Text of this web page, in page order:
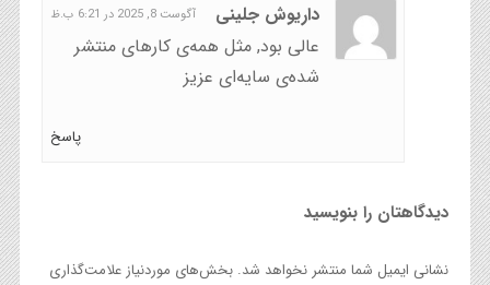
داریوش جلینی آگوست 8, 2025 در 6:21 ب.ظ
عالی بود, مثل همه‌ی کارهای منتشر
شده‌ی سایه‌ای عزیز
پاسخ
دیدگاهتان را بنویسید
نشانی ایمیل شما منتشر نخواهد شد. بخش‌های موردنیاز علامت‌گذاری